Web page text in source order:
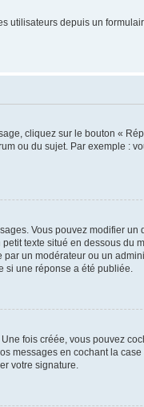
utilisateurs depuis un
cliquez sur le bouton «
ou du sujet. Par exemple :
Vous pouvez modifier
texte situé en dessous du
par un modérateur ou un
une réponse a été publiée.
fois créée, vous pouvez
messages en cochant la
votre signature.